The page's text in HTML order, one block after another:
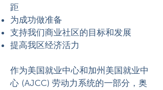
距
为成功做准备
支持我们商业社区的目标和发展
提高我区经济活力
作为美国就业中心和加州美国就业中
心 (AJCC) 劳动力系统的一部分，奥